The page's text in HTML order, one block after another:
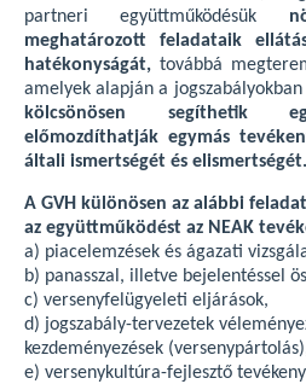
partneri együttműködésük
meghatározott feladataik
hatékonyságát, továbbá
amelyek alapján a
kölcsönösen segíthetik
előmozdíthatják egymás
általi ismertségét és elismertségét.
A GVH különösen az alábbi
az együttműködést az NEAK
a) piacelemzések és ágazati
b) panasszal, illetve bejelentéssel
c) versenyfelügyeleti eljárások,
d) jogszabály-tervezetek
kezdeményezések
e) versenykultúra-fejlesztő